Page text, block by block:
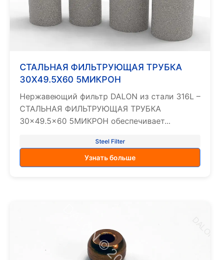
СТАЛЬНАЯ ФИЛЬТРУЮЩАЯ ТРУБКА
30X49.5X60 5МИКРОН
Нержавеющий фильтр DALON из стали 316L –
СТАЛЬНАЯ ФИЛЬТРУЮЩАЯ ТРУБКА
30×49.5×60 5МИКРОН обеспечивает...
Steel Filter
Узнать больше